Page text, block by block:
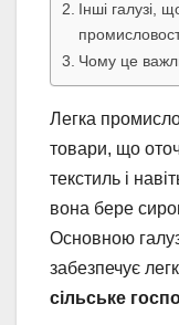
Інші галузі,
Чому це
Легка
товари, що
текстиль і
вона бере
Основною
забезпечує
сільське